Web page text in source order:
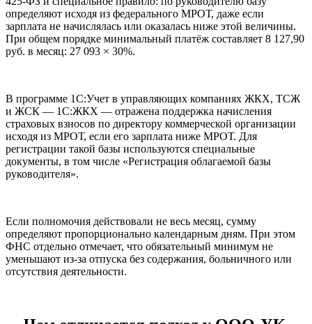
определяют исходя из федерального МРОТ, даже если
зарплата не начислялась или оказалась ниже этой величины.
При общем порядке минимальный платёж составляет 8 127,90
руб. в месяц: 27 093 × 30%.
В программе 1С:Учет в управляющих компаниях ЖКХ, ТСЖ
и ЖСК — 1С:ЖКХ — отражена поддержка начисления
страховых взносов по директору коммерческой организации
исходя из МРОТ, если его зарплата ниже МРОТ. Для
регистрации такой базы используются специальные
документы, в том числе «Регистрация облагаемой базы
руководителя».
Если полномочия действовали не весь месяц, сумму
определяют пропорционально календарным дням. При этом
ФНС отдельно отмечает, что обязательный минимум не
уменьшают из-за отпуска без содержания, больничного или
отсутствия деятельности.